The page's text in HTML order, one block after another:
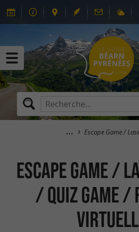
Escape Game /
Escape Game /
/ Quiz Game